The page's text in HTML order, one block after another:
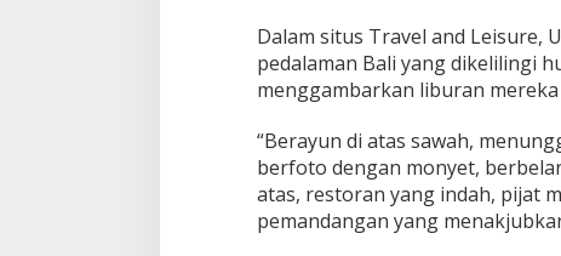
Dalam situs Travel and Leisure,
pedalaman Bali yang dikelilingi
menggambarkan liburan
“Berayun di atas sawah,
berfoto dengan monyet,
atas, restoran yang indah, pijat
pemandangan yang